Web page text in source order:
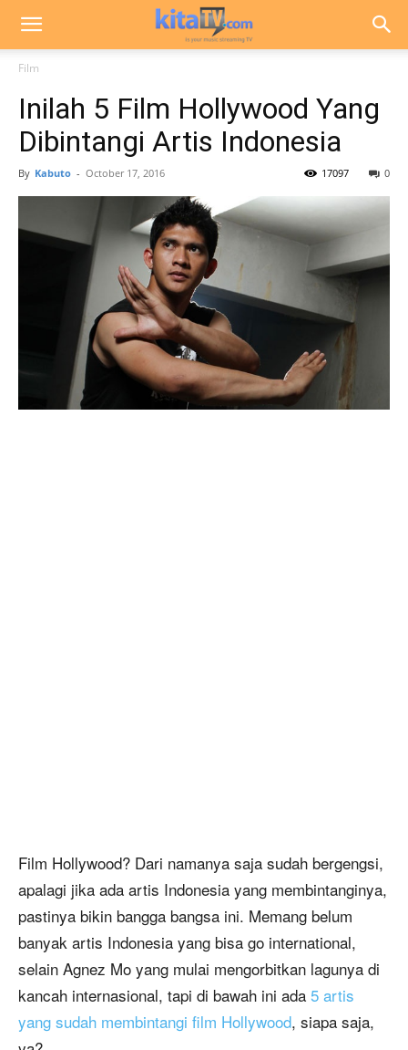
Film
Inilah 5 Film Hollywood Yang
Dibintangi Artis Indonesia
By Kabuto - October 17, 2016 0
17097
Film Hollywood? Dari namanya saja sudah bergengsi,
apalagi jika ada artis Indonesia yang membintanginya,
pastinya bikin bangga bangsa ini. Memang belum
banyak artis Indonesia yang bisa go international,
selain Agnez Mo yang mulai mengorbitkan lagunya di
kancah internasional, tapi di bawah ini ada 5 artis
yang sudah membintangi film Hollywood, siapa saja,